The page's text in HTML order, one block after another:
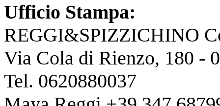
Ufficio Stampa:
REGGI&SPIZZICHINO
Via Cola di Rienzo, 180 -
Tel. 0620880037